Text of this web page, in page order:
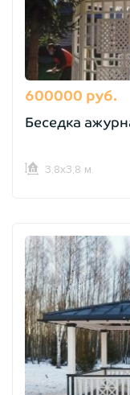
600000 руб.
Беседка
3,8х3,8 м.